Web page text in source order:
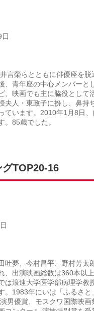
言榮らとともに俳優座を脱
、青年座の中心メンバーと
、映画でも主に脇役として
夫人・東政子に扮し、鼻持
ています。2010年1月8日
。85歳でした。
TOP20-16
吐夢、今村昌平、野村芳太
、出演映画総数は360本以
は浪速大学医学部病理学教
。1983年にいは「ふるさと
男優賞、モスクワ国際映画